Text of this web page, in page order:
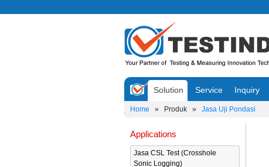
Solution Service Inquiry
Home » Produk » Jasa Uji Pondasi
Applications
Jasa CSL Test (Crosshole
Sonic Logging)